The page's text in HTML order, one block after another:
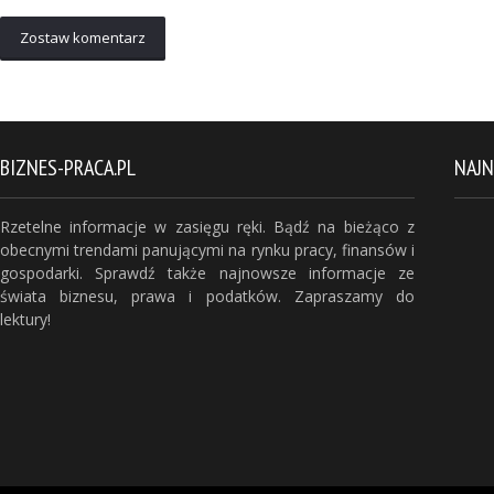
Zostaw komentarz
BIZNES-PRACA.PL
Rzetelne informacje w zasięgu ręki. Bądź na bieżąco z
obecnymi trendami panującymi na rynku pracy, finansów i
gospodarki. Sprawdź także najnowsze informacje ze
świata biznesu, prawa i podatków. Zapraszamy do
lektury!